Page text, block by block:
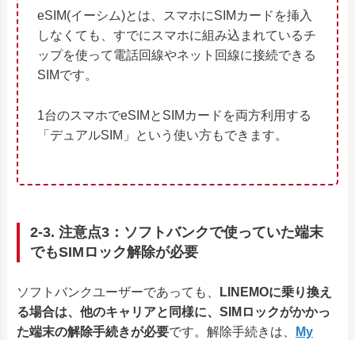
eSIM(イーシム)とは、スマホにSIMカードを挿入
しなくても、すでにスマホに組み込まれているチ
ップを使って電話回線やネット回線に接続できる
SIMです。
1台のスマホでeSIMとSIMカードを両方利用する
「デュアルSIM」という使い方もできます。
2-3. 注意点3：ソフトバンクで使っていた端末
でもSIMロック解除が必要
ソフトバンクユーザーであっても、
LINEMOに乗り換え
る場合は、他のキャリアと同様に、SIMロックがかかっ
た端末の解除手続きが必要です。解除手続きは、
My